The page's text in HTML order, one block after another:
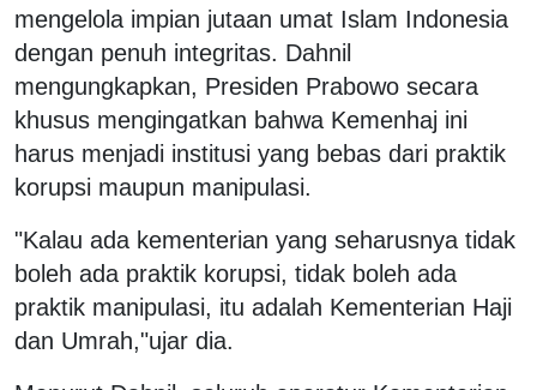
mengelola impian jutaan umat Islam Indonesia
dengan penuh integritas. Dahnil
mengungkapkan, Presiden Prabowo secara
khusus mengingatkan bahwa Kemenhaj ini
harus menjadi institusi yang bebas dari praktik
korupsi maupun manipulasi.
"Kalau ada kementerian yang seharusnya tidak
boleh ada praktik korupsi, tidak boleh ada
praktik manipulasi, itu adalah Kementerian Haji
dan Umrah,"ujar dia.